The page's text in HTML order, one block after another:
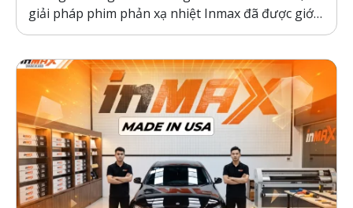
giải pháp phim phản xạ nhiệt Inmax đã được giới
thiệu như một bước tiến công nghệ giúp bảo vệ ô
nóng gay gắt. Thực tế kiểm nghiệm cho thấy, ô...